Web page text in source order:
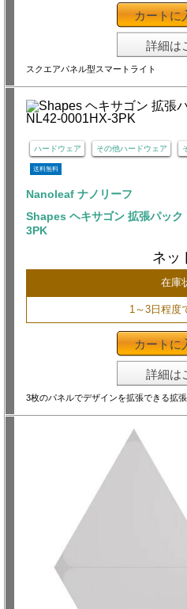
カートに
詳細は
スクエアパネル型スマートライト
ハードウェア その他ハードウェア
送料無料
Nanoleaf ナノリーフ
Shapes ヘキサゴン 拡張パッ
3PK
ネッ
在庫
1～3日程度
カートに
詳細は
3枚のパネルでデザインを拡張できる拡